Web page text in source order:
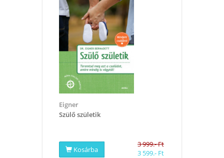
Eigner
Szülő születik
Kosárba
3 999.- Ft
3 599.- Ft